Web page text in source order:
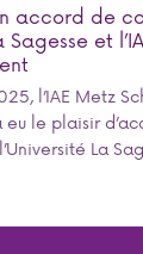
accord de
Sagesse et
l’IAE Metz
le plaisir
La